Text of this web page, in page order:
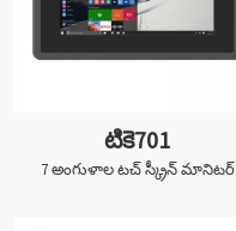
టికె701
7 అంగుళాల టచ్ స్క్రీన్ మానిటర్